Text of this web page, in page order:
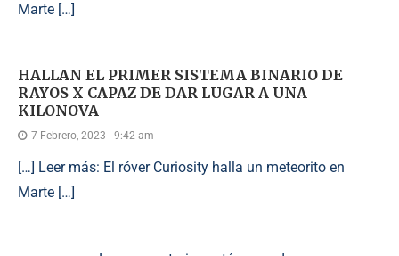
Marte […]
HALLAN EL PRIMER SISTEMA BINARIO DE
RAYOS X CAPAZ DE DAR LUGAR A UNA
KILONOVA
7 Febrero, 2023 - 9:42 am
[…] Leer más: El róver Curiosity halla un meteorito en
Marte […]